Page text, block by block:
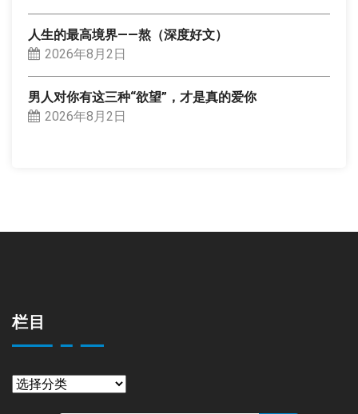
人生的最高境界——熬（深度好文）
2026年8月2日
男人对你有这三种“欲望”，才是真的爱你
2026年8月2日
栏目
栏